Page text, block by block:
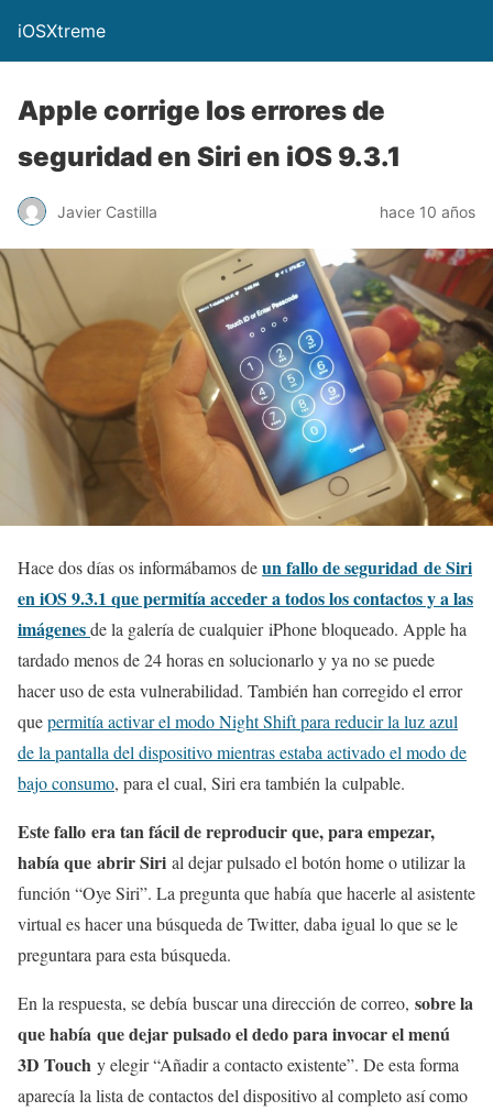
iOSXtreme
Apple corrige los errores de
seguridad en Siri en iOS 9.3.1
Javier Castilla hace 10 años
Hace dos días os informábamos deun fallo de seguridad de Siri
en iOS 9.3.1 que permitía acceder a todos los contactos y a las
imágenesde la galería de cualquier iPhone bloqueado. Apple ha
tardado menos de 24 horas en solucionarlo y ya no se puede
hacer uso de esta vulnerabilidad. También han corregido el error
quepermitía activar el modo Night Shift para reducir la luz azul
de la pantalla del dispositivo mientras estaba activado el modo de
bajo consumo, para el cual, Siri era también la culpable.
Este fallo era tan fácil de reproducir que, para empezar,
había que abrir Siri al dejar pulsado el botón home o utilizar la
función “Oye Siri”. La pregunta que había que hacerle al asistente
virtual es hacer una búsqueda de Twitter, daba igual lo que se le
preguntara para esta búsqueda.
En la respuesta, se debía buscar una dirección de correo, sobre la
que había que dejar pulsado el dedo para invocar el menú
3D Touch y elegir “Añadir a contacto existente”. De esta forma
aparecía la lista de contactos del dispositivo al completo así como